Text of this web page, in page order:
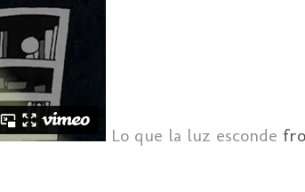
Lo que la luz esconde